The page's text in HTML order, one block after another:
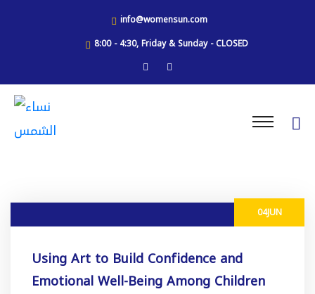
info@womensun.com
8:00 - 4:30, Friday & Sunday - CLOSED
04JUN
Using Art to Build Confidence and
Emotional Well-Being Among Children